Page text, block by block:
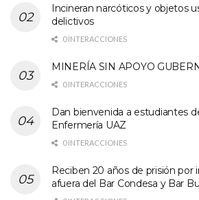
Incineran narcóticos y objetos
delictivos
0 INTERACCIONES
MINERÍA SIN APOYO
0 INTERACCIONES
Dan bienvenida a estudiantes
Enfermería UAZ
0 INTERACCIONES
Reciben 20 años de prisión por
afuera del Bar Condesa y Bar